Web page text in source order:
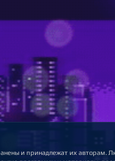
и принадлежат их авторам.